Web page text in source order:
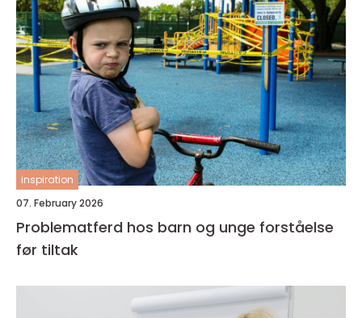
inspiration
07. February 2026
Problematferd hos barn og unge forståelse
før tiltak